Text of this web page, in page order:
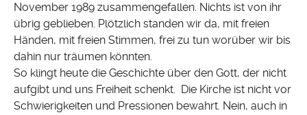
November 1989 zusammengefallen. Nichts ist von ihr
übrig geblieben. Plötzlich standen wir da, mit freien
Händen, mit freien Stimmen, frei zu tun worüber wir bis
dahin nur träumen könnten.
So klingt heute die Geschichte über den Gott, der nicht
aufgibt und uns Freiheit schenkt. Die Kirche ist nicht vor
Schwierigkeiten und Pressionen bewahrt. Nein, auch in